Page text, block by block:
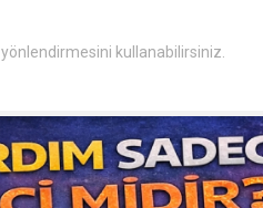
yönlendirmesini kullanabilirsiniz.